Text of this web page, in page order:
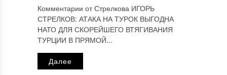
Комментарии от Стрелкова ИГОРЬ
СТРЕЛКОВ: АТАКА НА ТУРОК ВЫГОДНА
НАТО ДЛЯ СКОРЕЙШЕГО ВТЯГИВАНИЯ
ТУРЦИИ В ПРЯМОЙ...
Далее